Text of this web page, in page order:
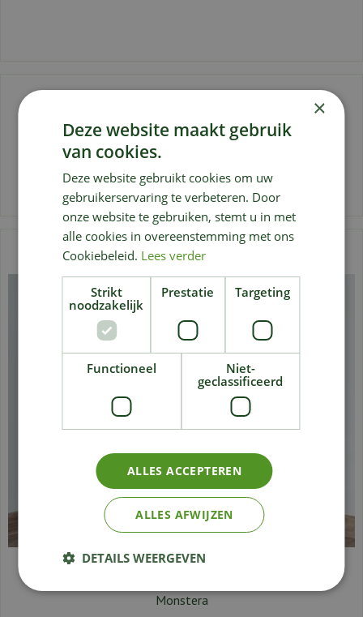
Monstera
×
Deze website maakt gebruik
van cookies.
Deze website gebruikt cookies om uw
gebruikerservaring te verbeteren. Door
onze website te gebruiken, stemt u in met
alle cookies in overeenstemming met ons
Cookiebeleid. Lees verder
Strikt
noodzakelijk
Prestatie Targeting
Functioneel
Niet-
geclassificeerd
ALLES ACCEPTEREN
ALLES AFWIJZEN
DETAILS WEERGEVEN